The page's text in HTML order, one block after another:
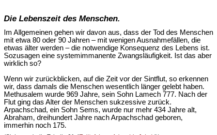
Die Lebenszeit des Menschen.
Im Allgemeinen gehen wir davon aus, dass der Tod des Menschen
mit etwa 80 oder 90 Jahren – mit wenigen Ausnahmefällen, die
etwas älter werden – die notwendige Konsequenz des Lebens ist.
Sozusagen eine systemimmanente Zwangsläufigkeit. Ist das aber
wirklich so?
Wenn wir zurückblicken, auf die Zeit vor der Sintflut, so erkennen
wir, dass damals die Menschen wesentlich länger gelebt haben.
Methusalem wurde 969 Jahre, sein Sohn Lamech 777. Nach der
Flut ging das Alter der Menschen sukzessive zurück.
Arpachschad, ein Sohn Sems, wurde nur mehr 434 Jahre alt,
Abraham, dreihundert Jahre nach Arpachschad geboren,
immerhin noch 175.